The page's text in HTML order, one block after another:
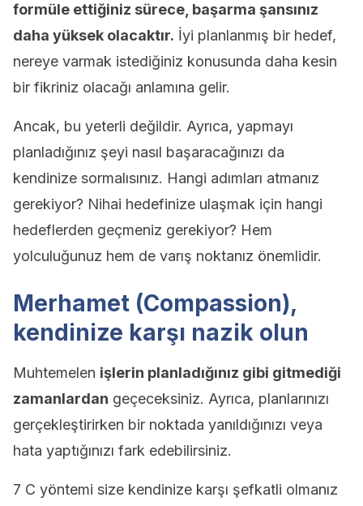
formüle ettiğiniz sürece, başarma şansınız
daha yüksek olacaktır. İyi planlanmış bir hedef,
nereye varmak istediğiniz konusunda daha kesin
bir fikriniz olacağı anlamına gelir.
Ancak, bu yeterli değildir. Ayrıca, yapmayı
planladığınız şeyi nasıl başaracağınızı da
kendinize sormalısınız. Hangi adımları atmanız
gerekiyor? Nihai hedefinize ulaşmak için hangi
hedeflerden geçmeniz gerekiyor? Hem
yolculuğunuz hem de varış noktanız önemlidir.
Merhamet (Compassion),
kendinize karşı nazik olun
Muhtemelen işlerin planladığınız gibi gitmediği
zamanlardan geçeceksiniz. Ayrıca, planlarınızı
gerçekleştirirken bir noktada yanıldığınızı veya
hata yaptığınızı fark edebilirsiniz.
7 C yöntemi size kendinize karşı şefkatli olmanız